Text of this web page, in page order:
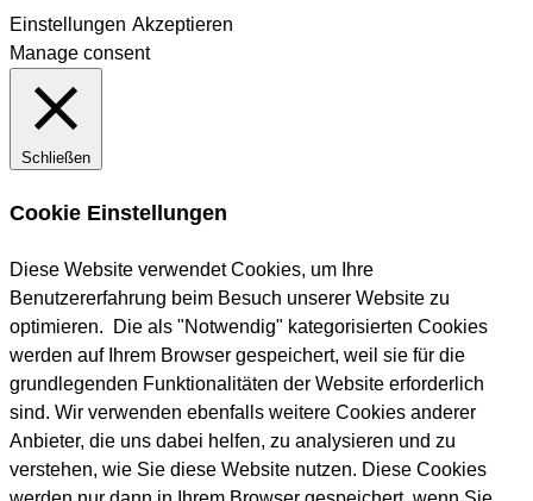
Einstellungen Akzeptieren
Manage consent
Schließen
Cookie Einstellungen
Diese Website verwendet Cookies, um Ihre
Benutzererfahrung beim Besuch unserer Website zu
optimieren. Die als "Notwendig" kategorisierten Cookies
werden auf Ihrem Browser gespeichert, weil sie für die
grundlegenden Funktionalitäten der Website erforderlich
sind. Wir verwenden ebenfalls weitere Cookies anderer
Anbieter, die uns dabei helfen, zu analysieren und zu
verstehen, wie Sie diese Website nutzen. Diese Cookies